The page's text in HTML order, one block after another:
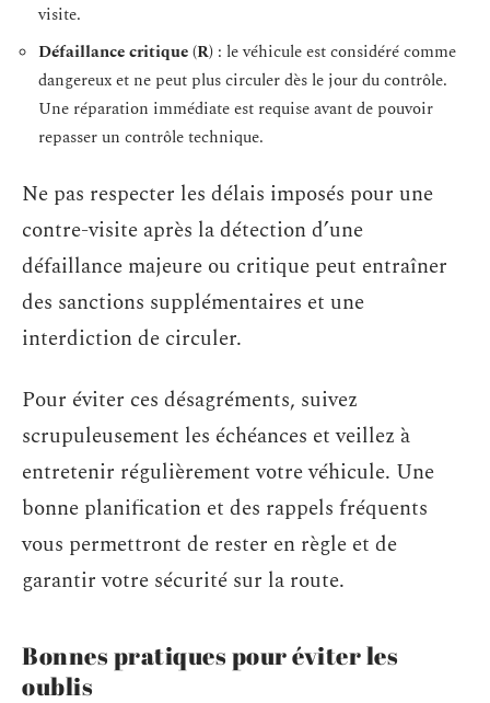
visite.
Défaillance critique (R) : le véhicule est considéré comme
dangereux et ne peut plus circuler dès le jour du contrôle.
Une réparation immédiate est requise avant de pouvoir
repasser un contrôle technique.
Ne pas respecter les délais imposés pour une
contre-visite après la détection d’une
défaillance majeure ou critique peut entraîner
des sanctions supplémentaires et une
interdiction de circuler.
Pour éviter ces désagréments, suivez
scrupuleusement les échéances et veillez à
entretenir régulièrement votre véhicule. Une
bonne planification et des rappels fréquents
vous permettront de rester en règle et de
garantir votre sécurité sur la route.
Bonnes pratiques pour éviter les
oublis